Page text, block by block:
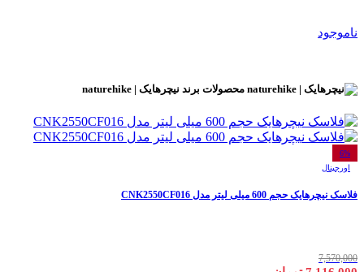
ناموجود
محصولات برند نیچرهایک | naturehike
6%
اورجینال
فلاسک نیچرهایک حجم 600 میلی لیتر مدل CNK2550CF016
7,570,000